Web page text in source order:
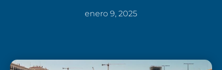
enero 9, 2025